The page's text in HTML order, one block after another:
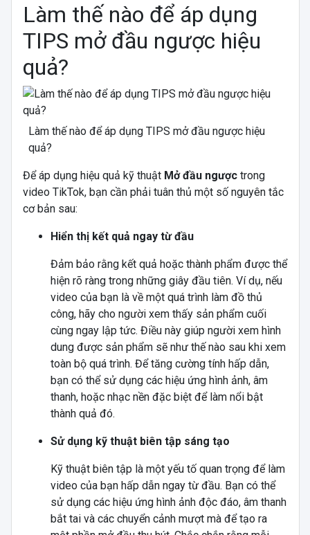
Làm thế nào để áp dụng
TIPS mở đầu ngược hiệu
quả?
Làm thế nào để áp dụng TIPS mở đầu ngược hiệu
quả?
Để áp dụng hiệu quả kỹ thuật Mở đầu ngượctrong
video TikTok, bạn cần phải tuân thủ một số nguyên tắc
cơ bản sau:
Hiển thị kết quả ngay từ đầu
Đảm bảo rằng kết quả hoặc thành phẩm được thể
hiện rõ ràng trong những giây đầu tiên. Ví dụ, nếu
video của bạn là về một quá trình làm đồ thủ
công, hãy cho người xem thấy sản phẩm cuối
cùng ngay lập tức. Điều này giúp người xem hình
dung được sản phẩm sẽ như thế nào sau khi xem
toàn bộ quá trình. Để tăng cường tính hấp dẫn,
bạn có thể sử dụng các hiệu ứng hình ảnh, âm
thanh, hoặc nhạc nền đặc biệt để làm nổi bật
thành quả đó.
Sử dụng kỹ thuật biên tập sáng tạo
Kỹ thuật biên tập là một yếu tố quan trọng để làm
video của bạn hấp dẫn ngay từ đầu. Bạn có thể
sử dụng các hiệu ứng hình ảnh độc đáo, âm thanh
bắt tai và các chuyển cảnh mượt mà để tạo ra